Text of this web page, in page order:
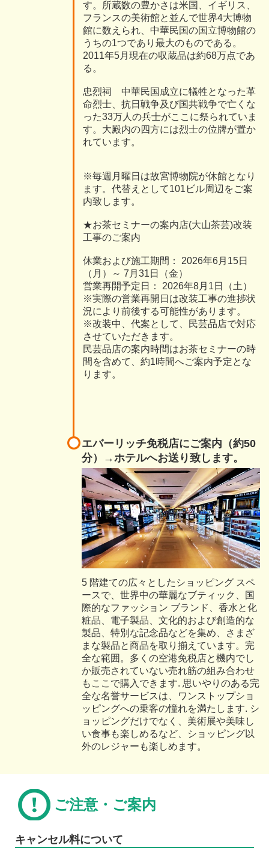
す。所蔵数の豊かさは米国、イギリス、
フランスの美術館と並んで世界4大博物
館に数えられ、中華民国の国立博物館の
うちの1つであり最大のものである。
2011年5月現在の収蔵品は約68万点であ
る。
忠烈祠 中華民国成立に犠牲となった革
命烈士、抗日戦争及び国共戦争で亡くな
った33万人の兵士がここに祭られていま
す。大殿内の四方には烈士の位牌が置か
れています。
※毎週月曜日は故宮博物院が休館となり
ます。代替えとして101ビル周辺をご案
内致します。
★お茶セミナーの案内店(大山茶芸)改装
工事のご案内
休業および施工期間： 2026年6月15日
（月）～ 7月31日（金）
営業再開予定日： 2026年8月1日（土）
※実際の営業再開日は改装工事の進捗状
況により前後する可能性があります。
※改装中、代案として、民芸品店で対応
させていただきます。
民芸品店の案内時間はお茶セミナーの時
間を含めて、約1時間へご案内予定とな
ります。
エバーリッチ免税店にご案内（約50
分）→ホテルへお送り致します。
5 階建ての広々としたショッピング スペ
ースで、世界中の華麗なブティック、国
際的なファッション ブランド、香水と化
粧品、電子製品、文化的および創造的な
製品、特別な記念品などを集め、さまざ
まな製品と商品を取り揃えています。完
全な範囲。多くの空港免税店と機内でし
か販売されていない売れ筋の組み合わせ
もここで購入できます. 思いやりのある完
全な名誉サービスは、ワンストップショ
ッピングへの乗客の憧れを満たします. シ
ョッピングだけでなく、美術展や美味し
い食事も楽しめるなど、ショッピング以
外のレジャーも楽しめます。
ご注意・ご案内
キャンセル料について